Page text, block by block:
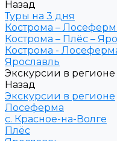
Назад
Туры на 3 дня
Кострома –
Кострома – Плёс –
Кострома -
Ярославль
Экскурсии в регионе
Назад
Экскурсии в регионе
Лосеферма
с. Красное-на-Волге
Плёс